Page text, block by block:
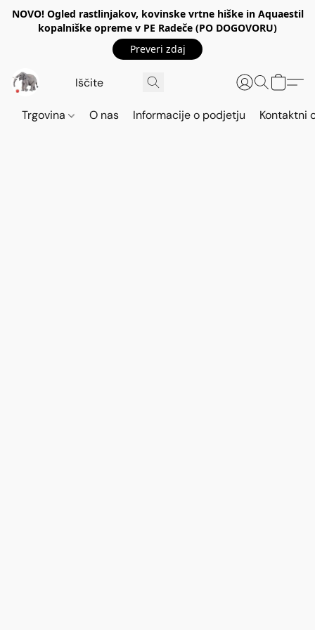
NOVO! Ogled rastlinjakov, kovinske vrtne hiške in Aquaestil
kopalniške opreme v PE Radeče (PO DOGOVORU)
Preveri zdaj
Trgovina O nas Informacije o podjetju Kontaktni